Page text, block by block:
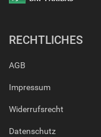
RECHTLICHES
AGB
Impressum
Widerrufsrecht
Datenschutz